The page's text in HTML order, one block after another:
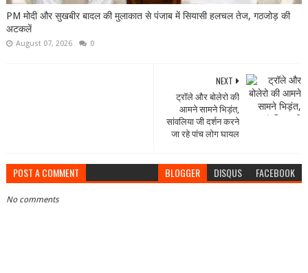
PM मोदी और सुखबीर बादल की मुलाकात से पंजाब में सियासी हलचल तेज, गठजोड़ की
अटकलें
August 07, 2026 0
NEXT
ट्रॉले और बोलेरो की
आमने सामने भिड़ंत,
सांवलिया जी दर्शन करने
जा रहे पांच लोग घायल
POST A COMMENT BLOGGER DISQUS FACEBOOK
No comments